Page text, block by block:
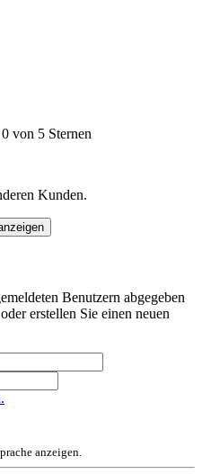
von 5 Sternen
Kunden.
Benutzern abgegeben
erstellen Sie einen neuen
anzeigen.